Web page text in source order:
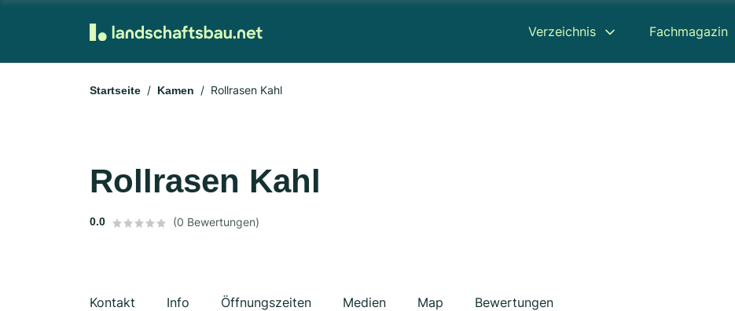
Verzeichnis Fachmagazin
Startseite Kamen Rollrasen Kahl
Rollrasen Kahl
0.0 (0 Bewertungen)
Kontakt Info Öffnungszeiten Medien Map Bewertungen